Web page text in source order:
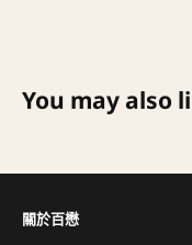
You may also
關於百懋